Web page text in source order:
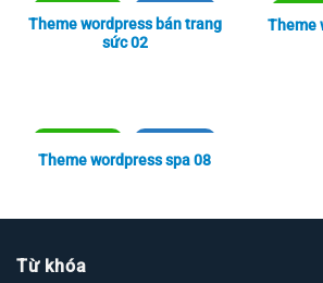
Xem thực tế Xem chi tiết
Theme wordpress bán trang
sức 02
Xem
Theme
Theme wordpress spa 08
Từ khóa